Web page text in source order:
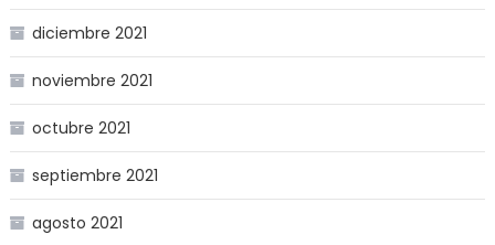
diciembre 2021
noviembre 2021
octubre 2021
septiembre 2021
agosto 2021